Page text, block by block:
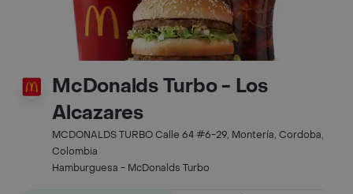
McDonalds Turbo - Los
Alcazares
MCDONALDS TURBO Calle 64 #6-29, Montería, Cordoba,
Colombia
Hamburguesa - McDonalds Turbo